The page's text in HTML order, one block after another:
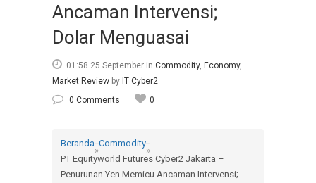
Ancaman Intervensi;
Dolar Menguasai
01:58 25 September in Commodity, Economy,
Market Review by IT Cyber2
0 Comments
0
Beranda
»
Commodity
»
PT Equityworld Futures Cyber2 Jakarta –
Penurunan Yen Memicu Ancaman Intervensi;